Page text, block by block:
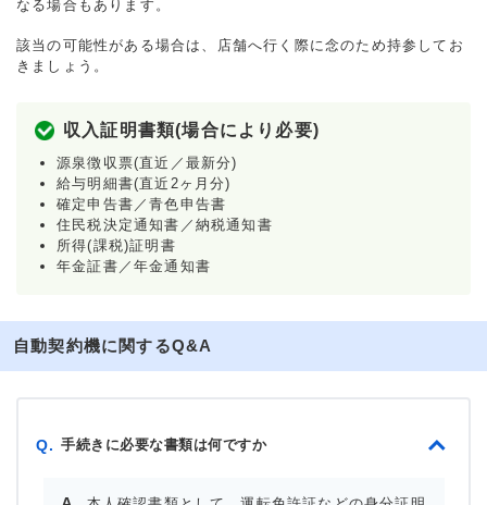
なる場合もあります。
該当の可能性がある場合は、店舗へ行く際に念のため持参してお
きましょう。
収入証明書類(場合により必要)
源泉徴収票(直近／最新分)
給与明細書(直近2ヶ月分)
確定申告書／青色申告書
住民税決定通知書／納税通知書
所得(課税)証明書
年金証書／年金通知書
自動契約機に関するQ&A
Q. 手続きに必要な書類は何ですか